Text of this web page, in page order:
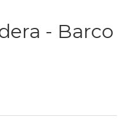
- Barco